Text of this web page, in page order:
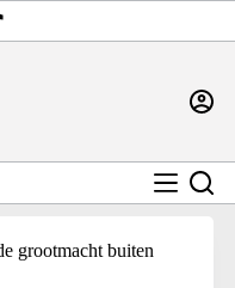
grootmacht buiten